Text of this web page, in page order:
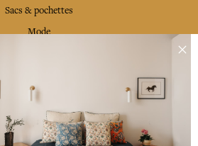
Sacs & pochettes
Mode
Livraison & retour
CGV